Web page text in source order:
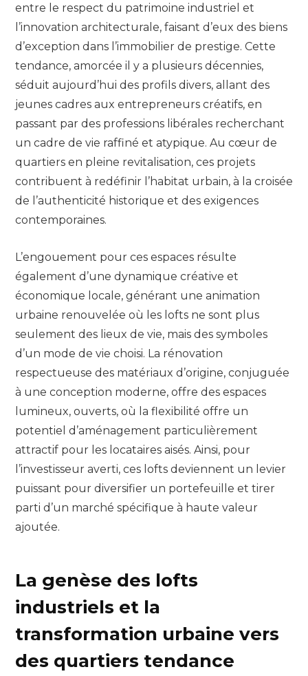
entre le respect du patrimoine industriel et
l’innovation architecturale, faisant d’eux des biens
d’exception dans l’immobilier de prestige. Cette
tendance, amorcée il y a plusieurs décennies,
séduit aujourd’hui des profils divers, allant des
jeunes cadres aux entrepreneurs créatifs, en
passant par des professions libérales recherchant
un cadre de vie raffiné et atypique. Au cœur de
quartiers en pleine revitalisation, ces projets
contribuent à redéfinir l’habitat urbain, à la croisée
de l’authenticité historique et des exigences
contemporaines.
L’engouement pour ces espaces résulte
également d’une dynamique créative et
économique locale, générant une animation
urbaine renouvelée où les lofts ne sont plus
seulement des lieux de vie, mais des symboles
d’un mode de vie choisi. La rénovation
respectueuse des matériaux d’origine, conjuguée
à une conception moderne, offre des espaces
lumineux, ouverts, où la flexibilité offre un
potentiel d’aménagement particulièrement
attractif pour les locataires aisés. Ainsi, pour
l’investisseur averti, ces lofts deviennent un levier
puissant pour diversifier un portefeuille et tirer
parti d’un marché spécifique à haute valeur
ajoutée.
La genèse des lofts
industriels et la
transformation urbaine vers
des quartiers tendance